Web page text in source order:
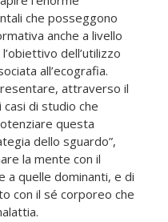
che posseggono
anche a livello
dell’utilizzo
all’ecografia.
attraverso il
di studio che
questa
dello sguardo”,
la mente con il
a quelle dominanti, e di
con il sé corporeo che